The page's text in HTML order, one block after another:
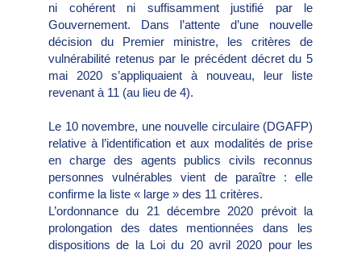
ni cohérent ni suffisamment justifié par le
Gouvernement. Dans l’attente d’une nouvelle
décision du Premier ministre, les critères de
vulnérabilité retenus par le précédent décret du 5
mai 2020 s’appliquaient à nouveau, leur liste
revenant à 11 (au lieu de 4).
Le 10 novembre, une nouvelle circulaire (DGAFP)
relative à l’identification et aux modalités de prise
en charge des agents publics civils reconnus
personnes vulnérables vient de paraître : elle
confirme la liste « large » des 11 critères.
L’ordonnance du 21 décembre 2020 prévoit la
prolongation des dates mentionnées dans les
dispositions de la Loi du 20 avril 2020 pour les